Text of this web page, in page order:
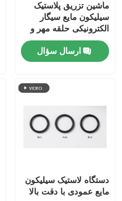
ماشین تزریق پلاستیک
سیلیکون مایع سیگار
الکترونیکی حلقه مهر و
موم ضد نشت روغن
سیلیکون ارسال سؤال
دستگاه لاستیک سیلیکون
مایع عمودی با دقت بالا